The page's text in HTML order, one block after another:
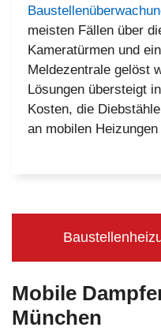
meisten Fällen über
Kameratürmen und
Meldezentrale gelöst
Lösungen übersteigt
Kosten, die
an mobilen
Mobile
München